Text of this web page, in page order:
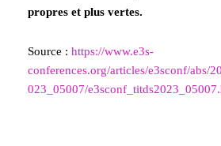
propres et plus vertes.
Source : https://www.e3s-
conferences.org/articles/e3sconf/abs/
023_05007/